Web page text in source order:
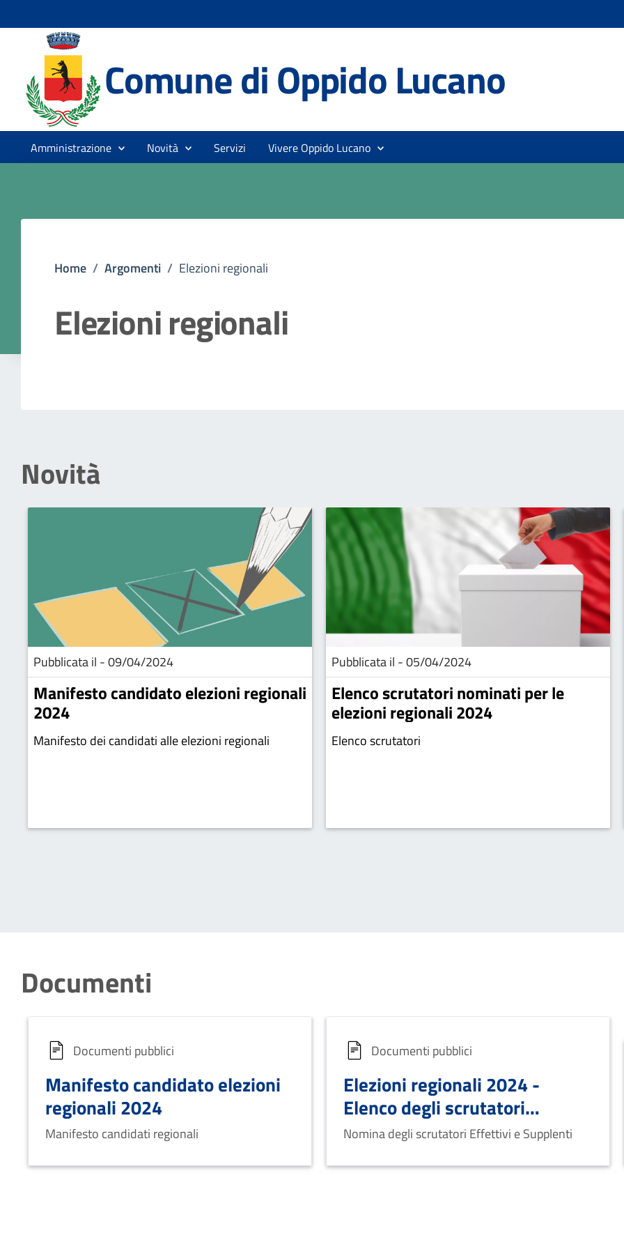
Comune di Oppido Lucano
Amministrazione Novità Servizi Vivere Oppido Lucano
Home / Argomenti / Elezioni regionali
Elezioni regionali
Novità
Pubblicata il - 09/04/2024
Manifesto candidato elezioni regionali
2024
Manifesto dei candidati alle elezioni regionali
Pubblicata il - 05/04/2024
Elenco scrutatori nominati per le
elezioni regionali 2024
Elenco scrutatori
Documenti
Documenti pubblici
Manifesto candidato elezioni
regionali 2024
Manifesto candidati regionali
Documenti pubblici
Elezioni regionali 2024 -
Elenco degli scrutatori
nominati
Nomina degli scrutatori Effettivi e Supplenti